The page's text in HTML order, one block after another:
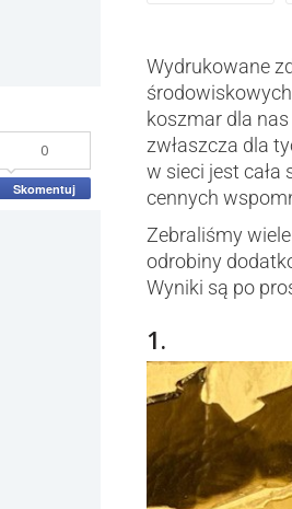
0
Skomentuj
Wydrukowane
koszmar dla
zwłaszcza dla
w sieci jest cała
cennych
Zebraliśmy
odrobiny
Wyniki są po
1.